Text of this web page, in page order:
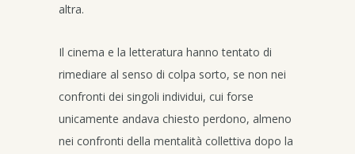
altra.
Il cinema e la letteratura hanno tentato di
rimediare al senso di colpa sorto, se non nei
confronti dei singoli individui, cui forse
unicamente andava chiesto perdono, almeno
nei confronti della mentalità collettiva dopo la